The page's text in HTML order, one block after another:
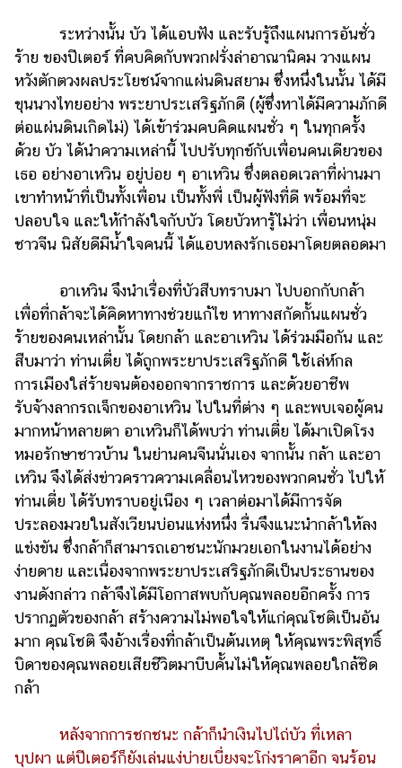
ระหว่างนั้น บัว ได้แอบฟัง และรับรู้ถึงแผนการอันชั่ว
ร้าย ของปีเตอร์ ที่คบคิดกับพวกฝรั่งล่าอาณานิคม วางแผน
หวังตักตวงผลประโยชน์จากแผ่นดินสยาม ซึ่งหนึ่งในนั้น ได้มี
ขุนนางไทยอย่าง พระยาประเสริฐภักดี (ผู้ซึ่งหาได้มีความภักดี
ต่อแผ่นดินเกิดไม่) ได้เข้าร่วมคบคิดแผนชั่ว ๆ ในทุกครั้ง
ด้วย บัว ได้นำความเหล่านี้ ไปปรับทุกข์กับเพื่อนคนเดียวของ
เธอ อย่างอาเหวิน อยู่บ่อย ๆ อาเหวิน ซึ่งตลอดเวลาที่ผ่านมา
เขาทำหน้าที่เป็นทั้งเพื่อน เป็นทั้งพี่ เป็นผู้ฟังที่ดี พร้อมที่จะ
ปลอบใจ และให้กำลังใจกับบัว โดยบัวหารู้ไม่ว่า เพื่อนหนุ่ม
ชาวจีน นิสัยดีมีน้ำใจคนนี้ ได้แอบหลงรักเธอมาโดยตลอดมา
อาเหวิน จึงนำเรื่องที่บัวสืบทราบมา ไปบอกกับกล้า
เพื่อที่กล้าจะได้คิดหาทางช่วยแก้ไข หาทางสกัดกั้นแผนชั่ว
ร้ายของคนเหล่านั้น โดยกล้า และอาเหวิน ได้ร่วมมือกัน และ
สืบมาว่า ท่านเตี่ย ได้ถูกพระยาประเสริฐภักดี ใช้เล่ห์กล
การเมืองใส่ร้ายจนต้องออกจากราชการ และด้วยอาชีพ
รับจ้างลากรถเจ็กของอาเหวิน ไปในที่ต่าง ๆ และพบเจอผู้คน
มากหน้าหลายตา อาเหวินก็ได้พบว่า ท่านเตี่ย ได้มาเปิดโรง
หมอรักษาชาวบ้าน ในย่านคนจีนนั่นเอง จากนั้น กล้า และอา
เหวิน จึงได้ส่งข่าวคราวความเคลื่อนไหวของพวกคนชั่ว ไปให้
ท่านเตี่ย ได้รับทราบอยู่เนือง ๆ เวลาต่อมาได้มีการจัด
ประลองมวยในสังเวียนบ่อนแห่งหนึ่ง รื่นจึงแนะนำกล้าให้ลง
แข่งขัน ซึ่งกล้าก็สามารถเอาชนะนักมวยเอกในงานได้อย่าง
ง่ายดาย และเนื่องจากพระยาประเสริฐภักดีเป็นประธานของ
งานดังกล่าว กล้าจึงได้มีโอกาสพบกับคุณพลอยอีกครั้ง การ
ปรากฏตัวของกล้า สร้างความไม่พอใจให้แก่คุณโชติเป็นอัน
มาก คุณโชติ จึงอ้างเรื่องที่กล้าเป็นต้นเหตุ ให้คุณพระพิสุทธิ์
บิดาของคุณพลอยเสียชีวิตมาบีบคั้นไม่ให้คุณพลอยใกล้ชิด
กล้า
หลังจากการชกชนะ กล้าก็นำเงินไปไถ่บัว ที่เหลา
บุปผา แต่ปีเตอร์ก็ยังเล่นแง่บ่ายเบี่ยงจะโก่งราคาอีก จนร้อน